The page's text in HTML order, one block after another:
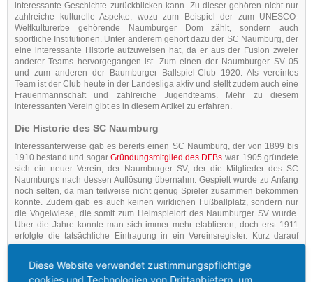
interessante Geschichte zurückblicken kann. Zu dieser gehören nicht nur
zahlreiche kulturelle Aspekte, wozu zum Beispiel der zum UNESCO-
Weltkulturerbe gehörende Naumburger Dom zählt, sondern auch
sportliche Institutionen. Unter anderem gehört dazu der SC Naumburg, der
eine interessante Historie aufzuweisen hat, da er aus der Fusion zweier
anderer Teams hervorgegangen ist. Zum einen der Naumburger SV 05
und zum anderen der Baumburger Ballspiel-Club 1920. Als vereintes
Team ist der Club heute in der Landesliga aktiv und stellt zudem auch eine
Frauenmannschaft und zahlreiche Jugendteams. Mehr zu diesem
interessanten Verein gibt es in diesem Artikel zu erfahren.
Die Historie des SC Naumburg
Interessanterweise gab es bereits einen SC Naumburg, der von 1899 bis
1910 bestand und sogar Gründungsmitglied des DFBs war. 1905 gründete
sich ein neuer Verein, der Naumburger SV, der die Mitglieder des SC
Naumburgs nach dessen Auflösung übernahm. Gespielt wurde zu Anfang
noch selten, da man teilweise nicht genug Spieler zusammen bekommen
konnte. Zudem gab es auch keinen wirklichen Fußballplatz, sondern nur
die Vogelwiese, die somit zum Heimspielort des Naumburger SV wurde.
Über die Jahre konnte man sich immer mehr etablieren, doch erst 1911
erfolgte die tatsächliche Eintragung in ein Vereinsregister. Kurz darauf
Diese Website verwendet zustimmungspflichtige
cookies und Technologien von Drittanbietern, um